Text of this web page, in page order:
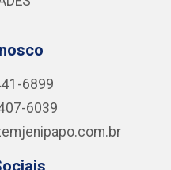
6899
6039